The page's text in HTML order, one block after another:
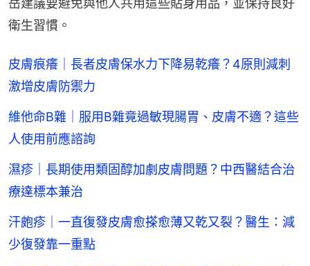
岳建議要避免與他人共用這些貼身用品，並保持良好
衛生習慣。
皮膚痕癢｜長者皮膚保水力下降易乾癢？4原則減刺
激增皮膚防禦力
維他命B雜｜服用B雜竟過敏現腸胃、皮膚不適？這些
人使用前應諮詢
濕疹｜長期使用類固醇加劇皮膚問題？中西醫結合治
療達標本兼治
汗皰疹｜一直復發皮膚愈搽愈薄又乾又裂？醫生：減
少復發靠一重點